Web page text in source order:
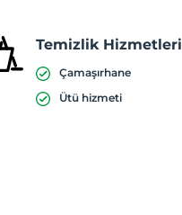
Temizlik Hizmetleri
Çamaşırhane
Ütü hizmeti